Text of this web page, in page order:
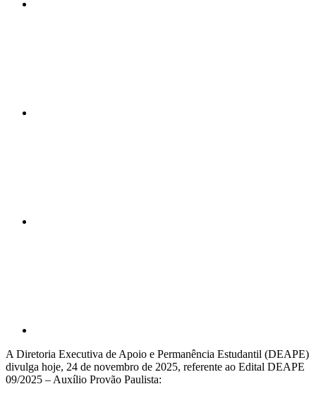
A Diretoria Executiva de Apoio e Permanência Estudantil (DEAPE)
divulga hoje, 24 de novembro de 2025, referente ao Edital DEAPE
09/2025 – Auxílio Provão Paulista: